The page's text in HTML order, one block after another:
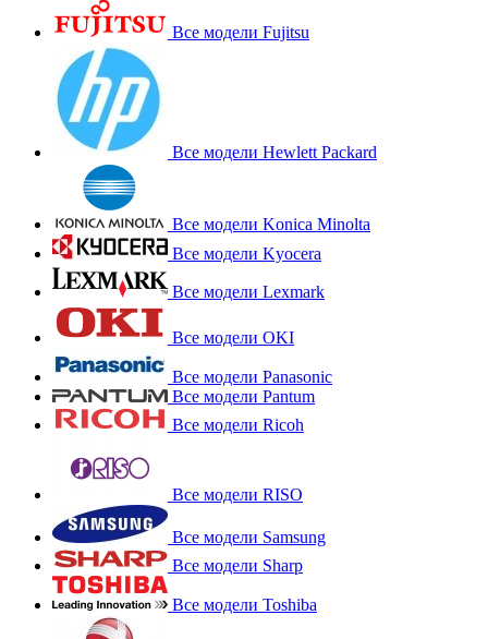
Все модели Fujitsu
Все модели Hewlett Packard
Все модели Konica Minolta
Все модели Kyocera
Все модели Lexmark
Все модели OKI
Все модели Panasonic
Все модели Pantum
Все модели Ricoh
Все модели RISO
Все модели Samsung
Все модели Sharp
Все модели Toshiba